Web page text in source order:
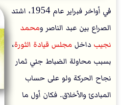
في أواخر فبراير عام 1954، اشتد
الصراع بين عبد الناصر ومحمد
نجيب داخل مجلس قيادة الثورة،
بسبب محاولة الضباط جني ثمار
نجاح الحركة ولو على حساب
المبادئ والأخلاق. فكان أول ما